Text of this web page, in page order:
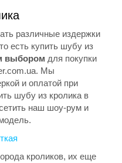
различные издержки
есть купить шубу из
выбором для покупки
Мы
и оплатой при
шубу из кролика в
наш шоу-рум и
кроликов, их еще